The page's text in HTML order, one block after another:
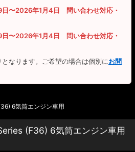
〜2026年1月4日 問い合わせ対応・
〜2026年1月4日 問い合わせ対応・
なります。ご希望の場合は個別にお問
6気筒エンジン車用
(F36) 6気筒エンジン車用